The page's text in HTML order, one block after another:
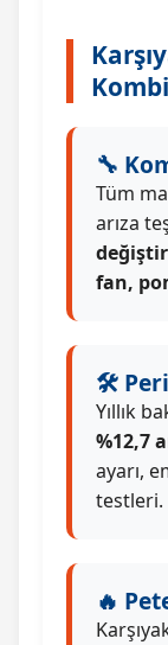
🔧
Tüm
arıza
fan,
🛠️
Yıllık
%12,7
ayarı,
testleri.
🔥